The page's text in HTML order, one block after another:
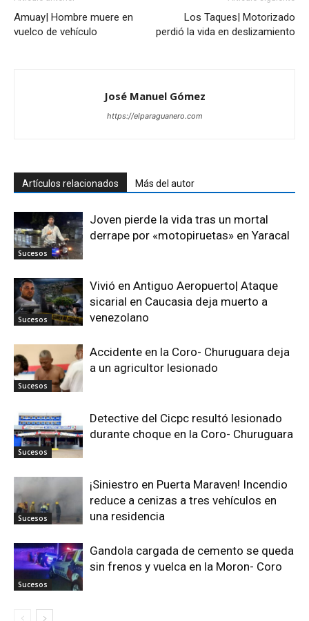
Amuay| Hombre muere en
vuelco de vehículo
Los Taques| Motorizado
perdió la vida en deslizamiento
José Manuel Gómez
https://elparaguanero.com
Artículos relacionados Más del autor
Sucesos
Joven pierde la vida tras un mortal
derrape por «motopiruetas» en Yaracal
Sucesos
Vivió en Antiguo Aeropuerto| Ataque
sicarial en Caucasia deja muerto a
venezolano
Sucesos
Accidente en la Coro- Churuguara deja
a un agricultor lesionado
Sucesos
Detective del Cicpc resultó lesionado
durante choque en la Coro- Churuguara
Sucesos
¡Siniestro en Puerta Maraven! Incendio
reduce a cenizas a tres vehículos en
una residencia
Sucesos
Gandola cargada de cemento se queda
sin frenos y vuelca en la Moron- Coro